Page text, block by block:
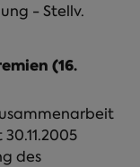
- Stellv.
(16.
des